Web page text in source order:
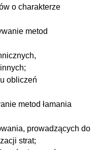
o charakterze
metod
obliczeń
metod łamania
prowadzących do
strat;